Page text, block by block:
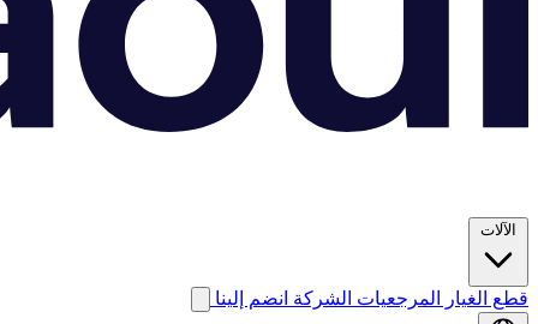
الآلات
قطع الغيار المرجعيات الشركة انضم إلينا